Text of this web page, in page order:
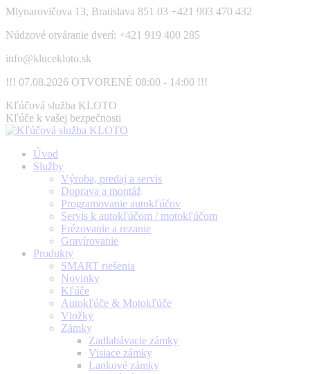
Skip
content
Mlynarovičova 13, Bratislava 851 03 +421 903 470 432
Núdzové otváranie dverí: +421 919 400 285
info@klucekloto.sk
!!! 07.08.2026 OTVORENÉ 08:00 - 14:00 !!!
Facebook
page
opens
new
window
Kľúčová služba KLOTO
Kľúče k vašej bezpečnosti
Úvod
Služby
Výroba, predaj a servis
Doprava a montáž
Programovanie autokľúčov
Servis k autokľúčom / motokľúčom
Frézovanie a rezanie
Gravírovanie
Produkty
SMART riešenia
Novinky
Kľúče
Autokľúče & Motokľúče
Vložky
Zámky
Zadlabávacie zámky
Visiace zámky
Lankové zámky